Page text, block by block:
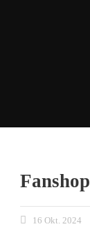
Fanshop
16 Okt. 2024